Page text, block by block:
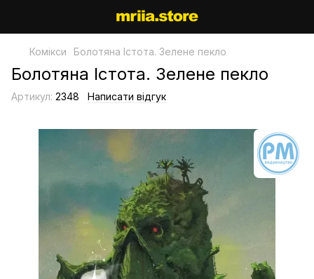
Комікси Болотяна Істота. Зелене пекло
Болотяна Істота. Зелене пекло
Артикул: 2348 Написати відгук